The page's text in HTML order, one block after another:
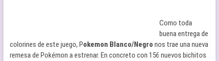
Como toda
buena entrega de
colorines de este juego, Pokemon Blanco/Negro nos trae una nueva
remesa de Pokémon a estrenar. En concreto con 156 nuevos bichitos